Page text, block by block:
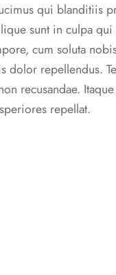
qui blanditiis
sunt in culpa
cum soluta
dolor repellendus.
recusandae.
repellat.